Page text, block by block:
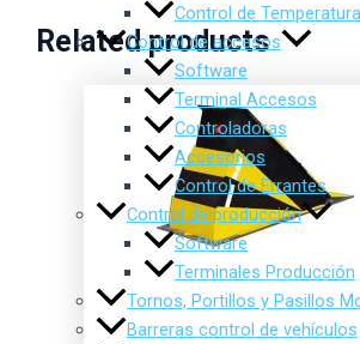
Control de
Control de accesos
Software
Terminal Accesos
Controladoras
Accesorios
Control de Errantes
Control de producción
Software
Terminales Producción
Tornos, Portillos y Pasillos
Barreras control de vehículos
Related products